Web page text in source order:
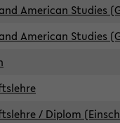
American Studies
American Studies
/ Diplom